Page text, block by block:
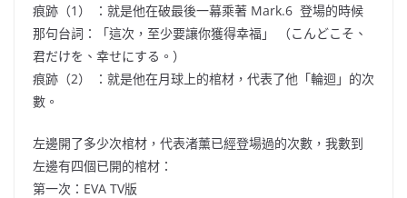
痕跡 （1） ：就是他在破最後一幕乘著 Mark.6 登場的時候
那句台詞：「這次 ， 至少要讓你獲得幸福」 （こんどこそ、
君だけを、幸せにする。 ）
痕跡 （2）
：就是他在月球上的棺材，代表了他「輪迴」的次
數。
左邊開了多少次棺材，代表渚薰已經登場過的次數，我數到
左邊有四個已開的棺材：
第一次： EVA TV版